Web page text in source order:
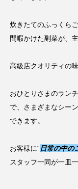
炊きたてのふっくら
間暇かけた副菜が、
高級店クオリティの
おひとりさまのラン
で、さまざまなシー
できます。
お客様に“日常の中の
スタッフ一同が一皿